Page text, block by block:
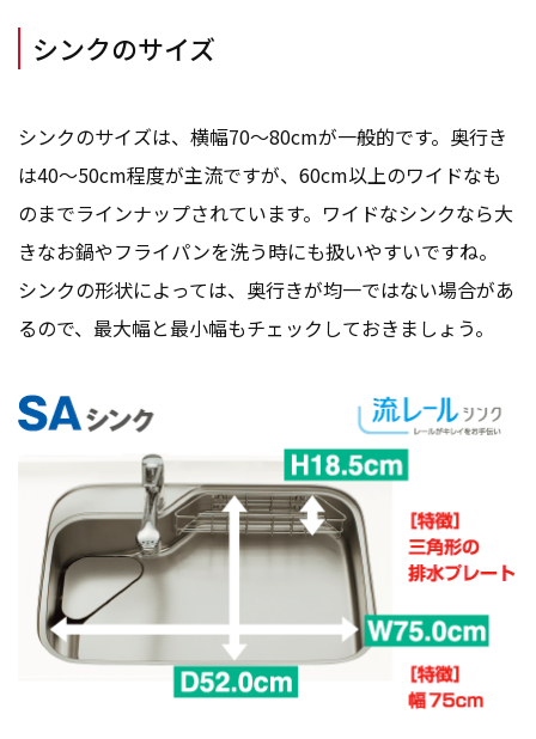
シンクのサイズ
シンクのサイズは、横幅70～80cmが一般的です。奥行き
は40～50cm程度が主流ですが、60cm以上のワイドなも
のまでラインナップされています。ワイドなシンクなら大
きなお鍋やフライパンを洗う時にも扱いやすいですね。
シンクの形状によっては、奥行きが均一ではない場合があ
るので、最大幅と最小幅もチェックしておきましょう。